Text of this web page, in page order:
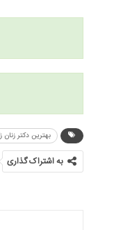
بهترین دکتر زنان
به اشتراک گذاری